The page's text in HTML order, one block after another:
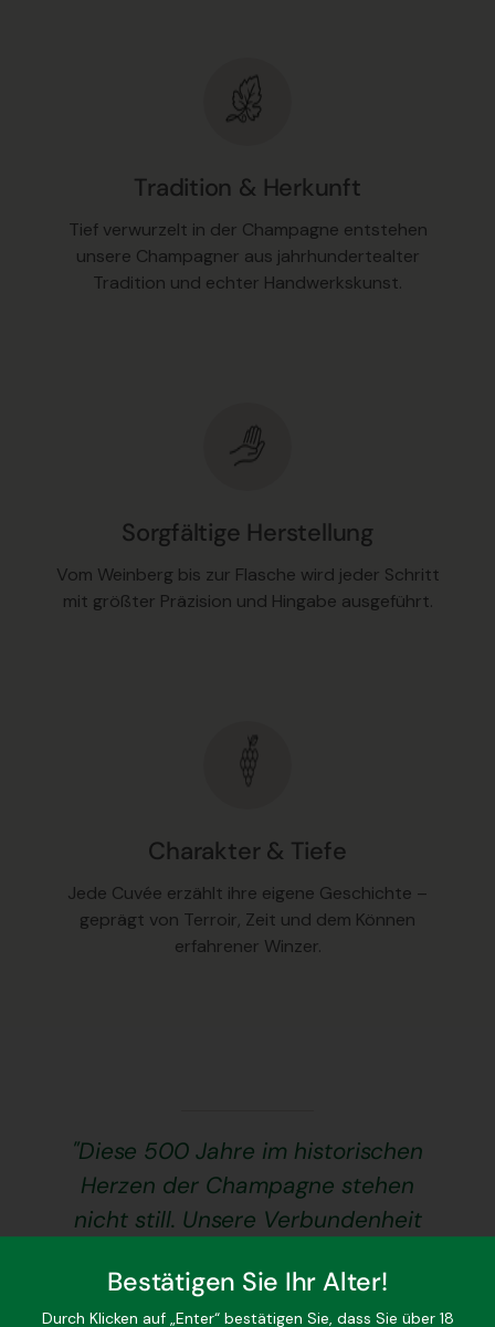
Tradition & Herkunft
Tief verwurzelt in der Champagne entstehen
unsere Champagner aus jahrhundertealter
Tradition und echter Handwerkskunst.
Sorgfältige Herstellung
Vom Weinberg bis zur Flasche wird jeder Schritt
mit größter Präzision und Hingabe ausgeführt.
Charakter & Tiefe
Jede Cuvée erzählt ihre eigene Geschichte –
geprägt von Terroir, Zeit und dem Können
erfahrener Winzer.
"Diese 500 Jahre im historischen
Herzen der Champagne stehen
nicht still. Unsere Verbundenheit
ständiger Aufmerksamkeit im
Bestätigen Sie Ihr Alter!
Durch Klicken auf „Enter“ bestätigen Sie, dass Sie über 18